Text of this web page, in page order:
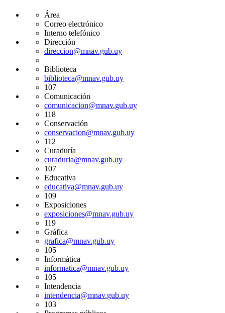
Área
Correo electrónico
Interno telefónico
Dirección
direccion@mnav.gub.uy
Biblioteca
biblioteca@mnav.gub.uy
107
Comunicación
comunicacion@mnav.gub.uy
118
Conservación
conservacion@mnav.gub.uy
112
Curaduría
curaduria@mnav.gub.uy
107
Educativa
educativa@mnav.gub.uy
109
Exposiciones
exposiciones@mnav.gub.uy
119
Gráfica
grafica@mnav.gub.uy
105
Informática
informatica@mnav.gub.uy
105
Intendencia
intendencia@mnav.gub.uy
103